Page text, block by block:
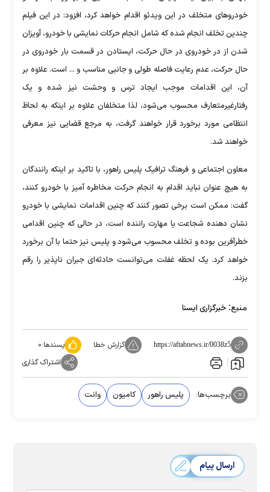
خودروهای متخلف در این ویدئو اقدام خواهد کرد، افزود:‌ در این فیلم
چندین تخلف انجام شده که شامل انجام حرکات نمایشی با خودرو، آویزان
شدن از در خودروی در حال حرکت، ایستادن در قسمت بار خودروی در
حال حرکت، عدم رعایت فاصله طولی و جانبی مناسب و ... است. علاوه بر
آن، این اقدامات موجب ایجاد ترس و وحشت نیز شده و یک
رفتارغیرمتعارف محسوب می‌شود، لذا متخلفان علاوه بر اینکه به لحاظ
انتظامی مورد برخورد قرار خواهند گرفت، به مرجع قضایی نیز معرفی
خواهند شد.
معاون اجتماعی و فرهنگ ترافیک پلیس راهور، با تاکید بر اینکه رانندگان
به هیچ عنوان نباید اقدام به انجام حرکت مخاطره آمیز با خودرو کنند،
گفت:‌ ممکن است برخی تصور کنند که چنین اقدامات نمایشی با خودرو
نشان دهنده شجاعت یا مهارت راننده است، در حالی که چنین اقدامی
خطرآفرین بوده و تخلف محسوب می‌شود و پلیس نیز حتما با آن برخورد
خواهد کرد. یک لحظه غفلت می‌توانست حادثه‌ای جبران ناپذیر را رقم
بزند.
منبع: خبرگزاری ایسنا
https://aftabnews.ir/0038z5 گزارش خطا پسندها:۰
اشتراک گذاری
برچسب‌ها: پلیس راهور کامیون وانت
ارسال پیام